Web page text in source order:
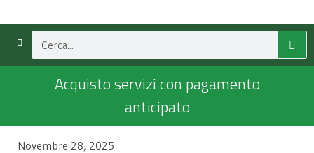
Acquisto servizi con pagamento
anticipato
Novembre 28, 2025